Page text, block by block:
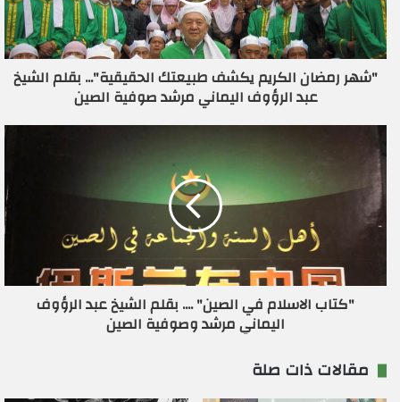
ل
ك
ت
و
"شهر رمضان الكريم يكشف طبيعتك الحقيقية"... بقلم الشيخ
عبد الرؤوف اليماني مرشد صوفية الصين
"كتاب الاسلام في الصين" .... بقلم الشيخ عبد الرؤوف
اليماني مرشد وصوفية الصين
مقالات ذات صلة